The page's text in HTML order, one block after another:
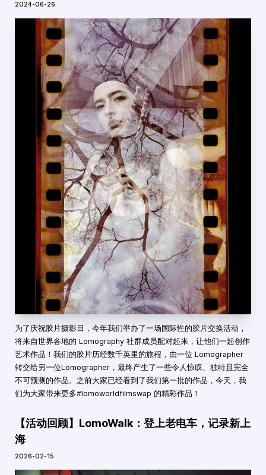
2024-06-26
为了庆祝胶片摄影日，今年我们举办了一场国际性的胶片交换活动，
将来自世界各地的 Lomography 社群成员配对起来，让他们一起创作
艺术作品！我们的胶片历经数千英里的旅程，由一位 Lomographer
转交给另一位Lomographer，最终产生了一些令人惊叹、独特且完全
不可预测的作品。之前大家已经看到了我们第一批的作品，今天，我
们为大家带来更多#lomoworldfilmswap 的精彩作品！
【活动回顾】LomoWalk：登上老电车，记录新上
海
2026-02-15